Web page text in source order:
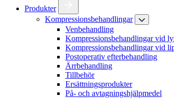
Produkter
Kompressionsbehandlingar
Venbehandling
Kompressionsbehandlingar vid
Kompressionsbehandlingar vid
Postoperativ efterbehandling
Ärrbehandling
Tillbehör
Ersättningsprodukter
På- och avtagningshjälpmedel